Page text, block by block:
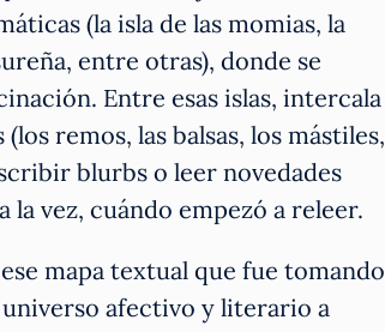
(la isla de las momias, la
entre otras), donde se
Entre esas islas, intercala
remos, las balsas, los mástiles,
blurbs o leer novedades
vez, cuándo empezó a releer.
mapa textual que fue tomando
afectivo y literario a